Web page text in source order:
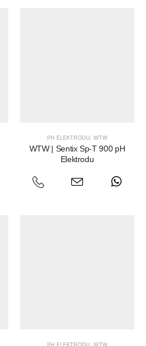
PH ELEKTRODU , WTW
WTW | Sentix Sp-T 900 pH
Elektrodu